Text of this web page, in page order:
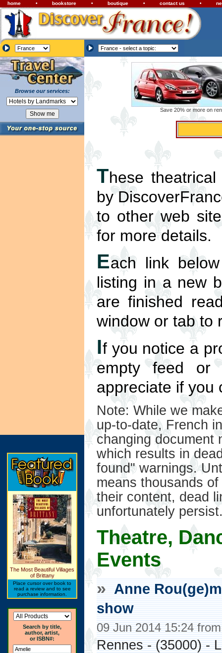
home • bookstore • boutique • contact us •
Browse our services:
The Most Beautiful Villages
of Brittany
Place cursor over book to
read a review and to see
purchase information.
Search by title,
author, artist,
or ISBN#:
Save 20% or more on
These
by
to other web
for more details.
Each link
listing in a new
are finished
window or tab to
If you notice a
empty feed or
appreciate if you
Note: While we
up-to-date, French
changing
which results in
found" warnings.
means thousands
their content, dead
unfortunately
Theatre,
Events
» Anne
show
09 Jun 2014 15:24
Rennes - (35000) -